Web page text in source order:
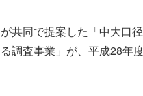
共同で提案した「中大口
調査事業」が、平成28年